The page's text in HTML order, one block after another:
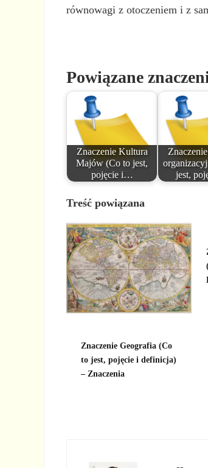
równowagi z otoczeniem i z
Powiązane
Znaczenie Kultura
Majów (Co to jest,
pojęcie i…
jest,
Treść powiązana
Znaczenie Geografia (Co
to jest, pojęcie i definicja)
– Znaczenia